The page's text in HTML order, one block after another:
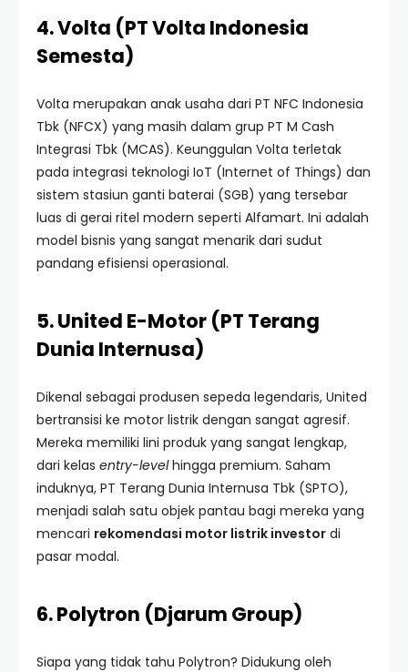
4. Volta (PT Volta Indonesia
Semesta)
Volta merupakan anak usaha dari PT NFC Indonesia
Tbk (NFCX) yang masih dalam grup PT M Cash
Integrasi Tbk (MCAS). Keunggulan Volta terletak
pada integrasi teknologi IoT (Internet of Things) dan
sistem stasiun ganti baterai (SGB) yang tersebar
luas di gerai ritel modern seperti Alfamart. Ini adalah
model bisnis yang sangat menarik dari sudut
pandang efisiensi operasional.
5. United E-Motor (PT Terang
Dunia Internusa)
Dikenal sebagai produsen sepeda legendaris, United
bertransisi ke motor listrik dengan sangat agresif.
Mereka memiliki lini produk yang sangat lengkap,
dari kelas entry-levelhingga premium. Saham
induknya, PT Terang Dunia Internusa Tbk (SPTO),
menjadi salah satu objek pantau bagi mereka yang
mencari rekomendasi motor listrik investor di
pasar modal.
6. Polytron (Djarum Group)
Siapa yang tidak tahu Polytron? Didukung oleh